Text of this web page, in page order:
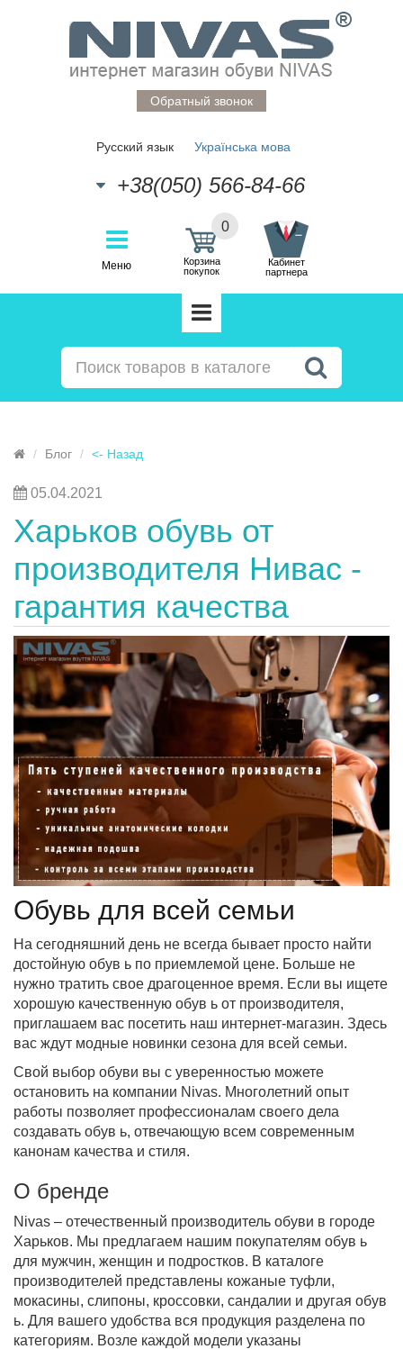
Обратный звонок
Русский язык Українська мова
+38(050) 566-84-66
Меню
0
Корзина
покупок
Кабинет
партнера
Блог <- Назад
05.04.2021
Харьков обувь от
производителя Нивас -
гарантия качества
Обувь для всей семьи
На сегодняшний день не всегда бывает просто найти
достойную обув ь по приемлемой цене. Больше не
нужно тратить свое драгоценное время. Если вы ищете
хорошую качественную обув ь от производителя,
приглашаем вас посетить наш интернет-магазин. Здесь
вас ждут модные новинки сезона для всей семьи.
Свой выбор обуви вы с уверенностью можете
остановить на компании Nivas. Многолетний опыт
работы позволяет профессионалам своего дела
создавать обув ь, отвечающую всем современным
канонам качества и стиля.
О бренде
Nivas – отечественный производитель обуви в городе
Харьков. Мы предлагаем нашим покупателям обув ь
для мужчин, женщин и подростков. В каталоге
производителей представлены кожаные туфли,
мокасины, слипоны, кроссовки, сандалии и другая обув
ь. Для вашего удобства вся продукция разделена по
категориям. Возле каждой модели указаны